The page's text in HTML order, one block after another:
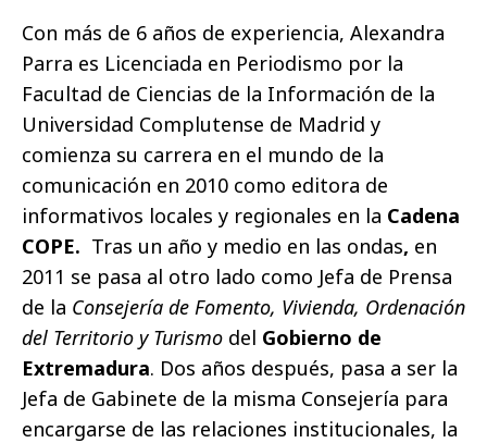
Con más de 6 años de experiencia, Alexandra
Parra es Licenciada en Periodismo por la
Facultad de Ciencias de la Información de la
Universidad Complutense de Madrid y
comienza su carrera en el mundo de la
comunicación en 2010 como editora de
informativos locales y regionales en la Cadena
COPE. Tras un año y medio en las ondas, en
2011 se pasa al otro lado como Jefa de Prensa
de la Consejería de Fomento, Vivienda, Ordenación
del Territorio y Turismo del Gobierno de
Extremadura. Dos años después, pasa a ser la
Jefa de Gabinete de la misma Consejería para
encargarse de las relaciones institucionales, la